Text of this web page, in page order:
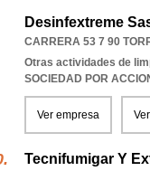
Desinfextreme
CARRERA 53 7 90
Otras actividades de
SOCIEDAD POR
Ver empresa
Tecnifumigar Y